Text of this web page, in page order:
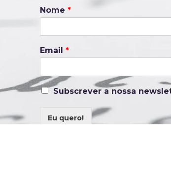
Nome *
Email *
Subscrever a nossa
Eu quero!